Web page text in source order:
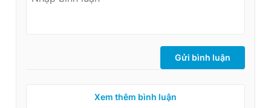
Gửi bình luận
Xem thêm bình luận